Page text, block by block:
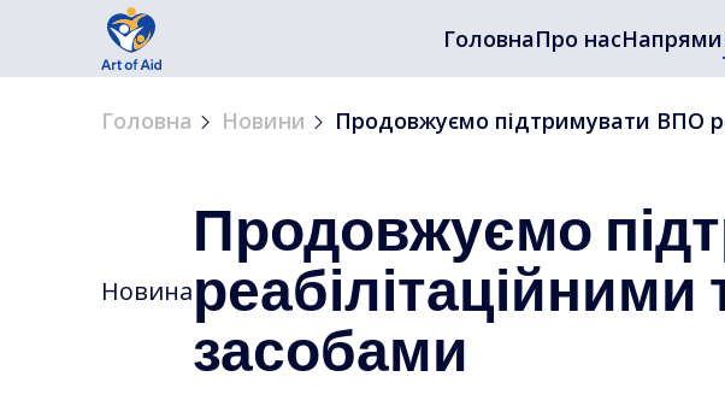
ГоловнаПро насНапрями
Головна Новини Продовжуємо підтримувати ВПО
Новина
Продовжуємо
засобами